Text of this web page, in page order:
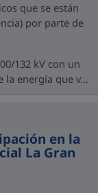
que se están
por parte de
132 kV con un
la energía que v...
en la
La Gran